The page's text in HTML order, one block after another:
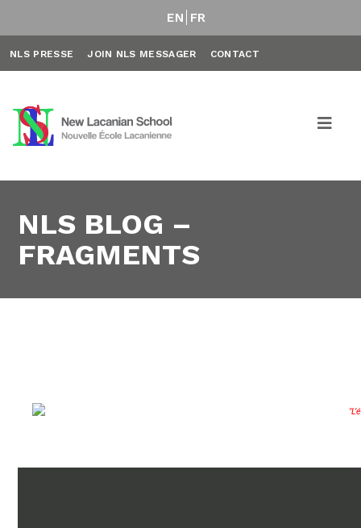
EN FR
NLS PRESSE JOIN NLS MESSAGER CONTACT
NLS BLOG –
FRAGMENTS